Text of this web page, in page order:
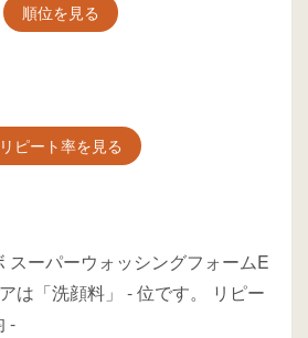
順位を見る
リピート率を見る
スーパーウォッシングフォームE
は「洗顔料」 -位です。
リピー
-